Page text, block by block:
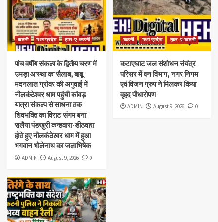
कटनी मध्य प्रदेश हाल -ए-कटनी
पांच वर्षीय संकल्प के द्वितीय चरण में
उमड़ा आस्था का सैलाब, बाबू
मदनलाल ग्रोवर की अगुवाई में
नीलकंठेश्वर धाम पहुंची कांवड़
यात्रा संकल्प से साधना तक
शिवभक्ति का विराट संगम बना
सलैया पंडखुरी कन्हवारा-डीठवारा
होते हुए नीलकंठेश्वर धाम में हुआ
भगवान भोलेनाथ का जलाभिषेक
ADMIN August 9, 2026 0
कटनी मध्य प्रदेश हाल -ए-कटनी
कटाएघाट जल संशोधन संयंत्र
परिसर में वन विभाग, नगर निगम
एवं विजन ग्रुप ने मिलकर किया
वृहद पौधारोपण
ADMIN August 9, 2026 0